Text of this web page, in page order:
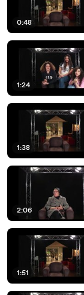
0:48
1:24
1:38
2:06
1:51